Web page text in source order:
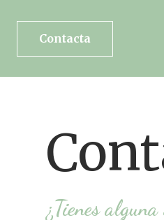
Contacta
¿Tienes